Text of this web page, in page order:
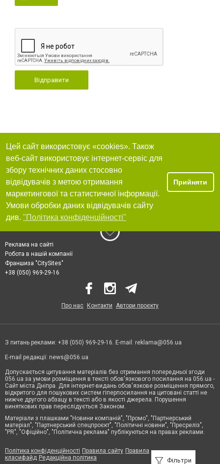
Відправити
Фільтри
Цей сайт використовує «cookies». Також
веб-сайт використовує інтернет-сервіс для
збору технічних даних стосовно
відвідувачів з метою отримання
маркетингової та статистичної інформації.
Умови обробки даних відвідувачів сайту
див. "Політика конфіденційності"
Прийняти
Реклама на сайті
Робота в нашій компанії
Франшиза "CitySites"
+38 (050) 969-29-16
Про нас Контакти Автори проєкту
З питань реклами: +38 (050) 969-29-16. E-mail: reklama@056.ua
E-mail редакції: news@056.ua
Допускається цитування матеріалів без отримання попередньої згоди
056.ua за умови розміщення в тексті обов'язкового посилання на 056.ua -
Сайт міста Дніпра. Для інтернет-видань обов'язкове розміщення прямого,
відкритого для пошукових систем гіперпосилання на цитовані статті не
нижче другого абзацу в тексті або в якості джерела. Порушення
виняткових прав переслідується Законом.
Матеріали з плашками "Новини компаній", "Промо", "Партнерський
матеріал", "Партнерський спецпроєкт", "Політичні новини", "Пресреліз",
"PR", "Офіційно", "Політична реклама" публікуються на правах реклами.
Політика конфіденційності Правила сайту Правила
класифайд Редакційна політика